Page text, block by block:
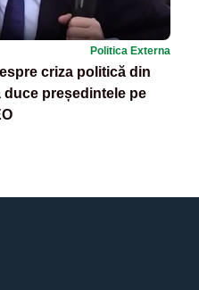
Politica Externa
criza politică din
duce președintele pe